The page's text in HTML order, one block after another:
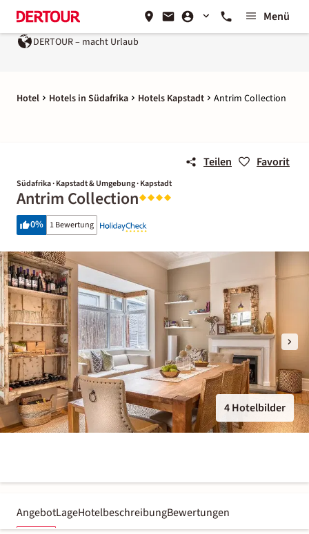
Menü
DERTOUR – macht Urlaub
Hotel Hotels in Südafrika Hotels Kapstadt Antrim Collection
Teilen Favorit
Südafrika · Kapstadt & Umgebung · Kapstadt
Antrim Collection
0% 1 Bewertung
4 Hotelbilder
AngebotLageHotelbeschreibungBewertungen